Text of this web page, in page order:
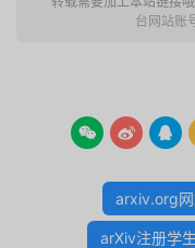
台网站账
  
arxiv.org
arXiv注册学